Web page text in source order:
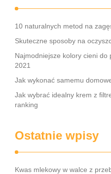
10 naturalnych metod na
Skuteczne sposoby na
Najmodniejsze kolory cieni do
2021
Jak wykonać samemu
Jak wybrać idealny krem z
ranking
Ostatnie wpisy
Kwas mlekowy w walce z